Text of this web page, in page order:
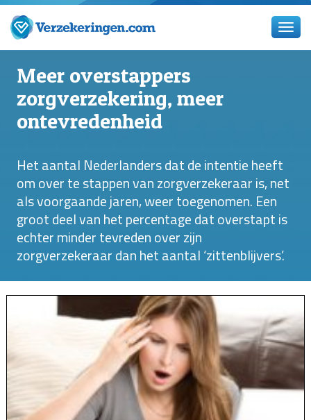
Meer overstappers
zorgverzekering, meer
ontevredenheid
Het aantal Nederlanders dat de intentie heeft
om over te stappen van zorgverzekeraar is, net
als voorgaande jaren, weer toegenomen. Een
groot deel van het percentage dat overstapt is
echter minder tevreden over zijn
zorgverzekeraar dan het aantal ‘zittenblijvers’.